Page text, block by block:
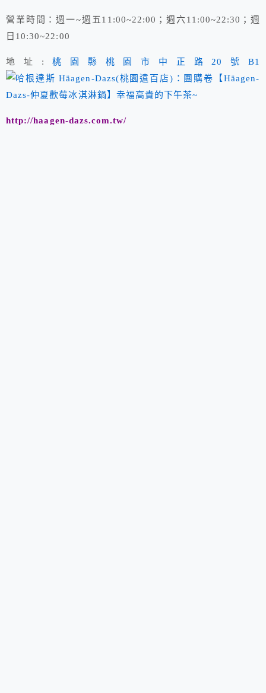
營業時間：週一~週五11:00~22:00；週六11:00~22:30；週
日10:30~22:00
地址: 桃 園縣桃園市中正路20號B1
http://haagen-dazs.com.tw/